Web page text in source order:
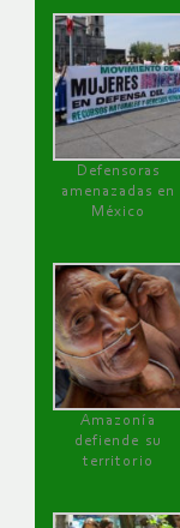
Defensoras
amenazadas en
México
Amazonía
defiende su
territorio